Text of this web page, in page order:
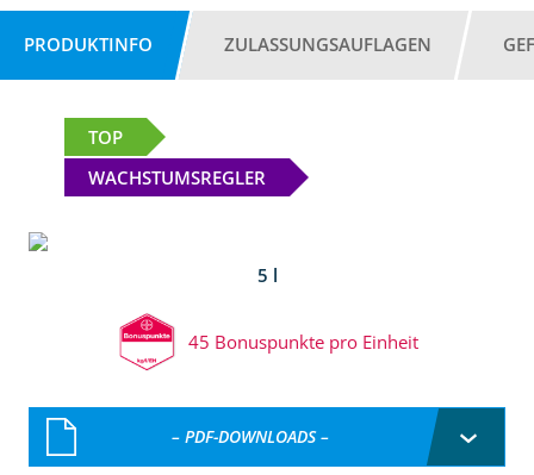
PRODUKTINFO ZULASSUNGSAUFLAGEN
TOP
WACHSTUMSREGLER
5 l
45 Bonuspunkte pro Einheit
– PDF-DOWNLOADS –